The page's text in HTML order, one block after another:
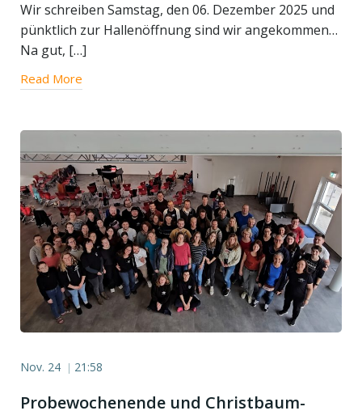
Wir schreiben Samstag, den 06. Dezember 2025 und
pünktlich zur Hallenöffnung sind wir angekommen…
Na gut, […]
Read More
Nov. 24 | 21:58
Probewochenende und Christbaum-